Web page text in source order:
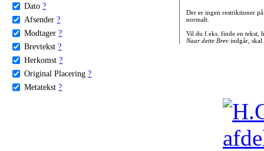
Dato ?
Afsender ?
Modtager ?
Brevtekst ?
Herkomst ?
Original Placering ?
Metatekst ?
Der er ingen restriktioner
normalt.
Vil du f.eks. finde en tekst,
Naar dette Brevindgår, skal